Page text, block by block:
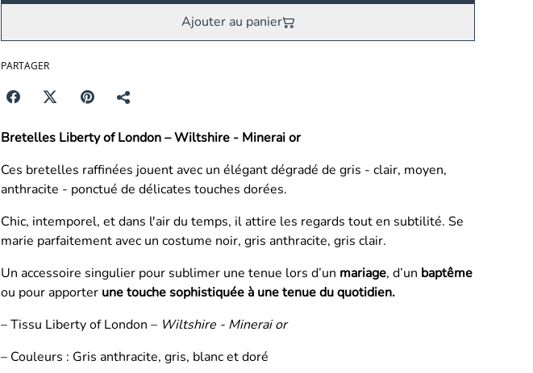
Ajouter au panier
PARTAGER
Bretelles Liberty of London – Wiltshire - Minerai or
Ces bretelles raffinées jouent avec un élégant dégradé de gris - clair, moyen,
anthracite - ponctué de délicates touches dorées.
Chic, intemporel, et dans l'air du temps, il attire les regards tout en subtilité. Se
marie parfaitement avec un costume noir, gris anthracite, gris clair.
Un accessoire singulier pour sublimer une tenue lors d’un mariage, d’un baptême
ou pour apporter une touche sophistiquée à une tenue du quotidien.
– Tissu Liberty of London – Wiltshire - Minerai or
– Couleurs : Gris anthracite, gris, blanc et doré